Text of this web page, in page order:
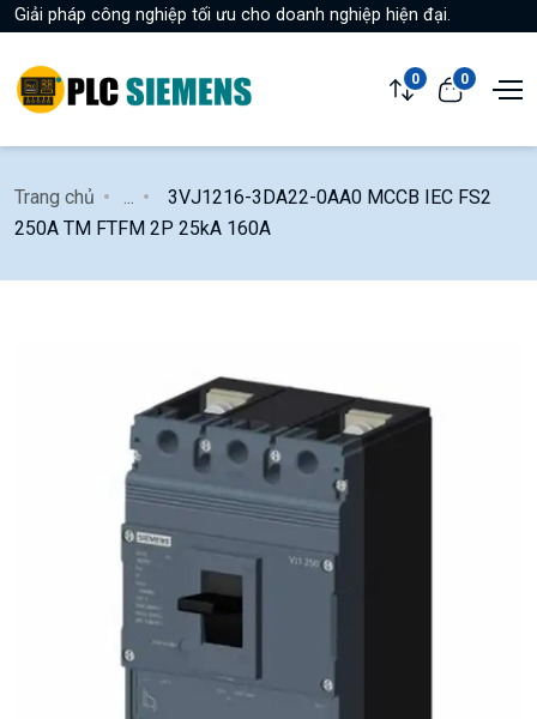
Giải pháp công nghiệp tối ưu cho doanh nghiệp hiện đại.
0 0
Trang chủ
3VJ1216-3DA22-0AA0 MCCB IEC FS2
250A TM FTFM 2P 25kA 160A